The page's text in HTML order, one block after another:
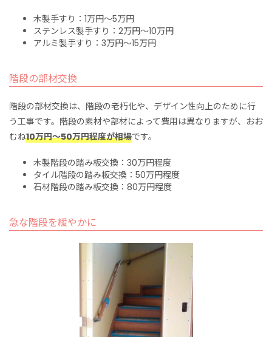
木製手すり：1万円～5万円
ステンレス製手すり：2万円～10万円
アルミ製手すり：3万円～15万円
階段の部材交換
階段の部材交換は、階段の老朽化や、デザイン性向上のために行
う工事です。階段の素材や部材によって費用は異なりますが、おお
むね10万円～50万円程度が相場です。
木製階段の踏み板交換：30万円程度
タイル階段の踏み板交換：50万円程度
石材階段の踏み板交換：80万円程度
急な階段を緩やかに